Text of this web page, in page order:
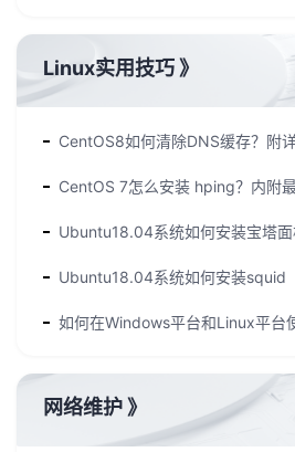
Linux实用技巧 》
CentOS8如何清除DNS缓存？附
CentOS 7怎么安装 hping？内附
Ubuntu18.04系统如何安装宝塔面
Ubuntu18.04系统如何安装squid
如何在Windows平台和Linux平台
网络维护 》